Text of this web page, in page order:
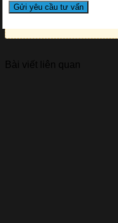
Bài viết liên quan